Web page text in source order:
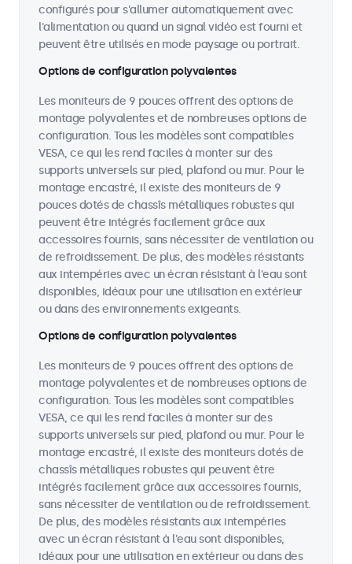
configurés pour s'allumer automatiquement avec
l'alimentation ou quand un signal vidéo est fourni et
peuvent être utilisés en mode paysage ou portrait.
Options de configuration polyvalentes
Les moniteurs de 9 pouces offrent des options de
montage polyvalentes et de nombreuses options de
configuration. Tous les modèles sont compatibles
VESA, ce qui les rend faciles à monter sur des
supports universels sur pied, plafond ou mur. Pour le
montage encastré, il existe des moniteurs de 9
pouces dotés de chassîs métalliques robustes qui
peuvent être intégrés facilement grâce aux
accessoires fournis, sans nécessiter de ventilation ou
de refroidissement. De plus, des modèles résistants
aux intempéries avec un écran résistant à l'eau sont
disponibles, idéaux pour une utilisation en extérieur
ou dans des environnements exigeants.
Options de configuration polyvalentes
Les moniteurs de 9 pouces offrent des options de
montage polyvalentes et de nombreuses options de
configuration. Tous les modèles sont compatibles
VESA, ce qui les rend faciles à monter sur des
supports universels sur pied, plafond ou mur. Pour le
montage encastré, il existe des moniteurs dotés de
chassîs métalliques robustes qui peuvent être
intégrés facilement grâce aux accessoires fournis,
sans nécessiter de ventilation ou de refroidissement.
De plus, des modèles résistants aux intempéries
avec un écran résistant à l'eau sont disponibles,
idéaux pour une utilisation en extérieur ou dans des